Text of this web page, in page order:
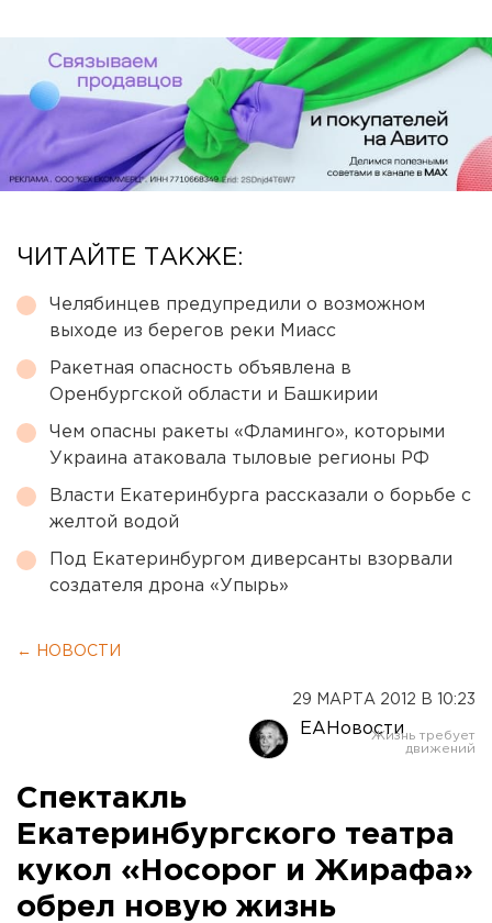
ЧИТАЙТЕ ТАКЖЕ:
Челябинцев предупредили о возможном
выходе из берегов реки Миасс
Ракетная опасность объявлена в
Оренбургской области и Башкирии
Чем опасны ракеты «Фламинго», которыми
Украина атаковала тыловые регионы РФ
Власти Екатеринбурга рассказали о борьбе с
желтой водой
Под Екатеринбургом диверсанты взорвали
создателя дрона «Упырь»
← НОВОСТИ
29 МАРТА 2012 В 10:23
ЕАНовости
Спектакль
Екатеринбургского театра
кукол «Носорог и Жирафа»
обрел новую жизнь